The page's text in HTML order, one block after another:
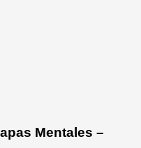
:
Mentales –